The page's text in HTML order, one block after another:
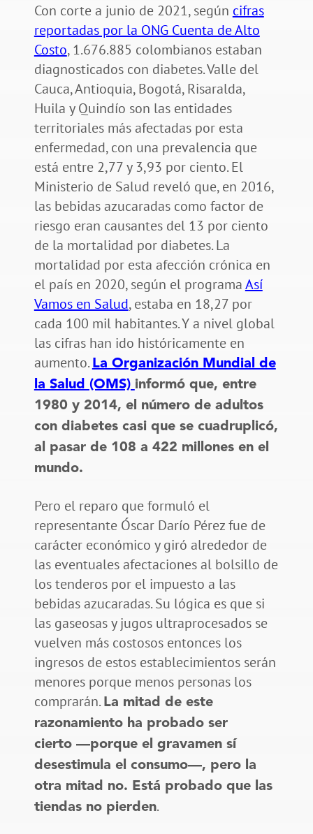
Con corte a junio de 2021, según cifras
reportadas por la ONG Cuenta de Alto
Costo, 1.676.885 colombianos estaban
diagnosticados con diabetes. Valle del
Cauca, Antioquia, Bogotá, Risaralda,
Huila y Quindío son las entidades
territoriales más afectadas por esta
enfermedad, con una prevalencia que
está entre 2,77 y 3,93 por ciento. El
Ministerio de Salud reveló que, en 2016,
las bebidas azucaradas como factor de
riesgo eran causantes del 13 por ciento
de la mortalidad por diabetes. La
mortalidad por esta afección crónica en
el país en 2020, según el programaAsí
Vamos en Salud, estaba en 18,27 por
cada 100 mil habitantes. Y a nivel global
las cifras han ido históricamente en
aumento. La Organización Mundial de
la Salud (OMS) informó que, entre
1980 y 2014, el número de adultos
con diabetes casi que se cuadruplicó,
al pasar de 108 a 422 millones en el
mundo.
Pero el reparo que formuló el
representante Óscar Darío Pérez fue de
carácter económico y giró alrededor de
las eventuales afectaciones al bolsillo de
los tenderos por el impuesto a las
bebidas azucaradas. Su lógica es que si
las gaseosas y jugos ultraprocesados se
vuelven más costosos entonces los
ingresos de estos establecimientos serán
menores porque menos personas los
comprarán. La mitad de este
razonamiento ha probado ser
cierto —porque el gravamen sí
desestimula el consumo—, pero la
otra mitad no. Está probado que las
tiendas no pierden.